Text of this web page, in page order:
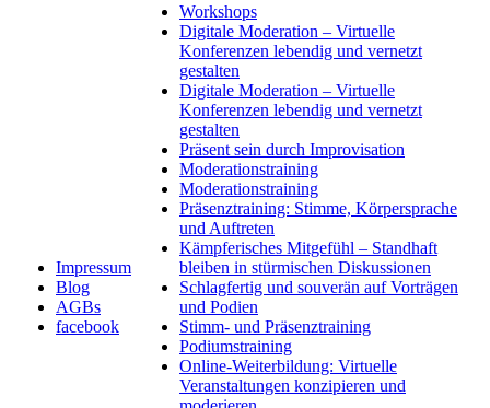
Impressum
Blog
AGBs
facebook
Workshops
Digitale Moderation – Virtuelle
Konferenzen lebendig und vernetzt
gestalten
Digitale Moderation – Virtuelle
Konferenzen lebendig und vernetzt
gestalten
Präsent sein durch Improvisation
Moderationstraining
Moderationstraining
Präsenztraining: Stimme, Körpersprache
und Auftreten
Kämpferisches Mitgefühl – Standhaft
bleiben in stürmischen Diskussionen
Schlagfertig und souverän auf Vorträgen
und Podien
Stimm- und Präsenztraining
Podiumstraining
Online-Weiterbildung: Virtuelle
Veranstaltungen konzipieren und